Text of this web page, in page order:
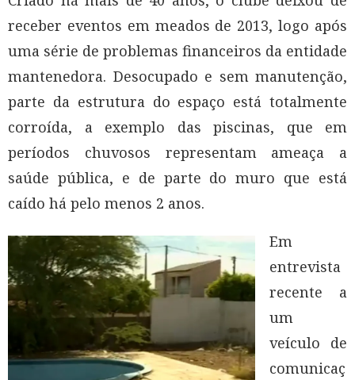
receber eventos em meados de 2013, logo após
uma série de problemas financeiros da entidade
mantenedora. Desocupado e sem manutenção,
parte da estrutura do espaço está totalmente
corroída, a exemplo das piscinas, que em
períodos chuvosos representam ameaça a
saúde pública, e de parte do muro que está
caído há pelo menos 2 anos.
Em
entrevista
recente a
um
veículo de
comunicaç